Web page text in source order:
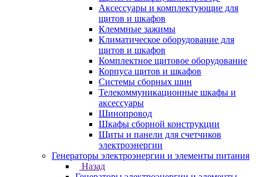
Аксессуары и комплектующие для
щитов и шкафов
Клеммные зажимы
Климатическое оборудование для
щитов и шкафов
Комплектное щитовое оборудование
Корпуса щитов и шкафов
Системы сборных шин
Телекоммуникационные шкафы и
аксессуары
Шинопровод
Шкафы сборной конструкции
Щиты и панели для счетчиков
электроэнергии
Генераторы электроэнергии и элементы питания
Назад